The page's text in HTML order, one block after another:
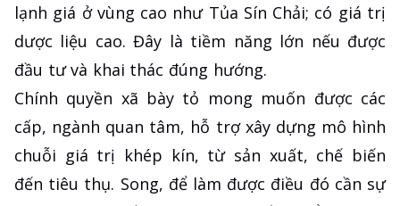
lạnh giá ở vùng cao như Tủa Sín Chải; có giá trị
dược liệu cao. Đây là tiềm năng lớn nếu được
đầu tư và khai thác đúng hướng.
Chính quyền xã bày tỏ mong muốn được các
cấp, ngành quan tâm, hỗ trợ xây dựng mô hình
chuỗi giá trị khép kín, từ sản xuất, chế biến
đến tiêu thụ. Song, để làm được điều đó cần sự